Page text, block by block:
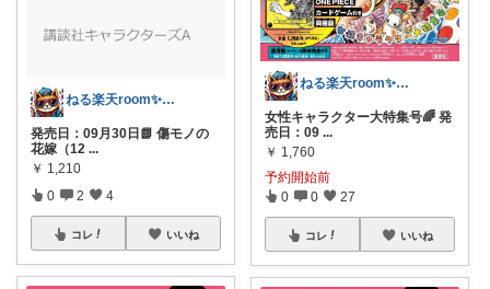
ねる楽天room✨お買い物マラソンや✨
発売日：09月30日📗 傷モノの
花嫁（12 ...
￥ 1,210
0 2 4
コレ いいね
ねる楽天room✨お買い物マラソンや✨
女性キャラクター大特集号🌈 発
売日：09 ...
￥ 1,760
予約開始前
0 0 27
コレ いいね